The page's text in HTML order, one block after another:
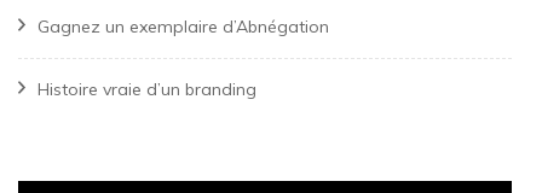
Gagnez un exemplaire d’Abnégation
Histoire vraie d’un branding